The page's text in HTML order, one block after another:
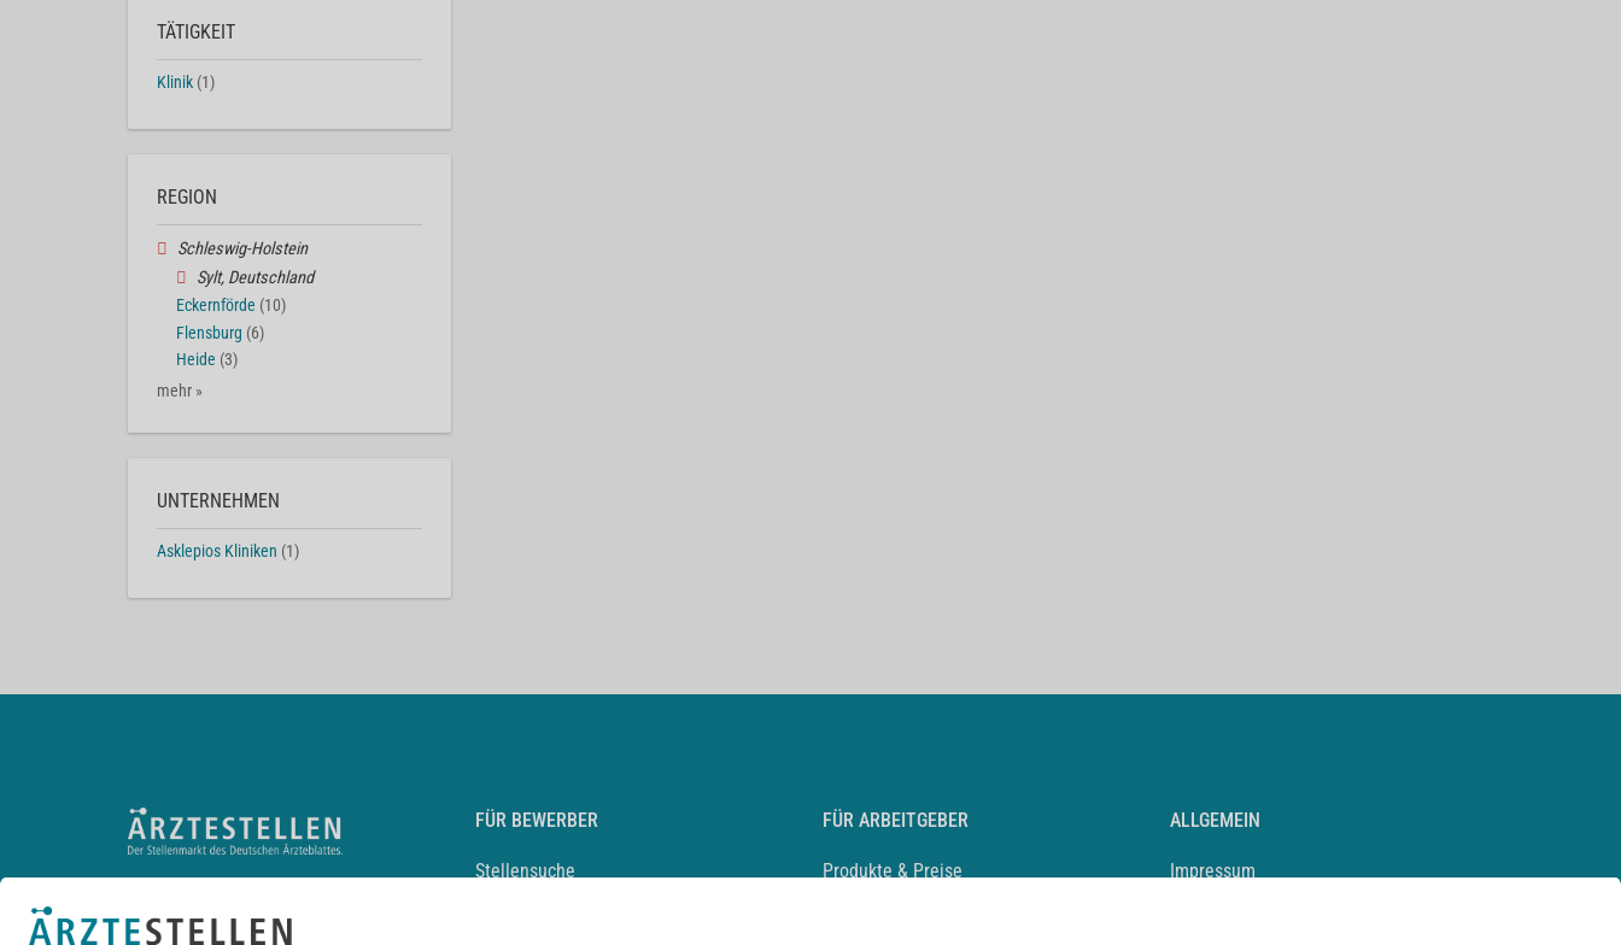
TÄTIGKEIT
Klinik (1)
REGION
Schleswig-Holstein
Sylt, Deutschland
Eckernförde (10)
Flensburg (6)
Heide (3)
mehr »
UNTERNEHMEN
Asklepios Kliniken (1)
FÜR BEWERBER
Stellensuche
FÜR ARBEITGEBER
Produkte & Preise
ALLGEMEIN
Impressum